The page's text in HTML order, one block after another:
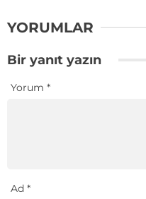
YORUMLAR
Bir yanıt yazın
Yorum *
Ad *